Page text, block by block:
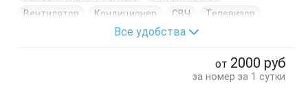
Вентилятор
Кондиционер СВЧ
Телевизор
Холодильник Электрочайник
Кровать двуспальная
Все удобства
от 2000 руб
за номер за 1 сутки